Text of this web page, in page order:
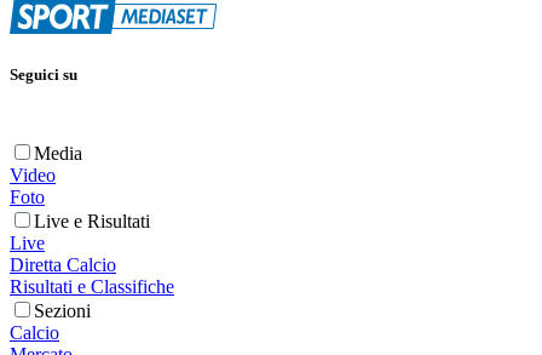
Seguici su
Media
Video
Foto
Live e Risultati
Live
Diretta Calcio
Risultati e Classifiche
Sezioni
Calcio